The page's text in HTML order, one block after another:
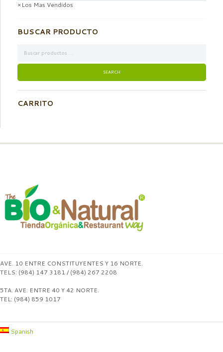
×Los Mas Vendidos
BUSCAR PRODUCTO
CARRITO
AVE. 10 ENTRE CONSTITUYENTES Y 16 NORTE.
TELS: (984) 147 3181 / (984) 267 2208
5TA. AVE. ENTRE 40 Y 42 NORTE.
TEL: (984) 859 1017
Spanish